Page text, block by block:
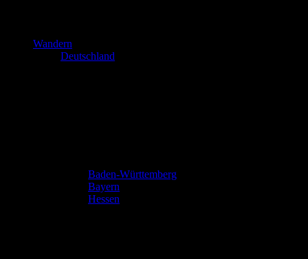
Wandern
Deutschland
Baden-Württemberg
Bayern
Hessen